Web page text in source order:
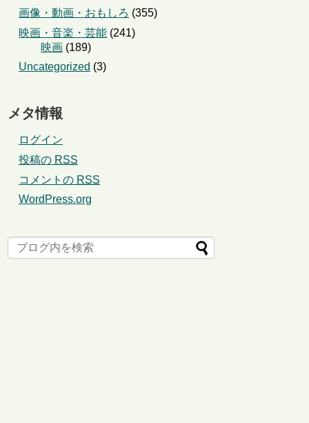
画像・動画・おもしろ (355)
映画・音楽・芸能 (241)
映画 (189)
Uncategorized (3)
メタ情報
ログイン
投稿の RSS
コメントの RSS
WordPress.org